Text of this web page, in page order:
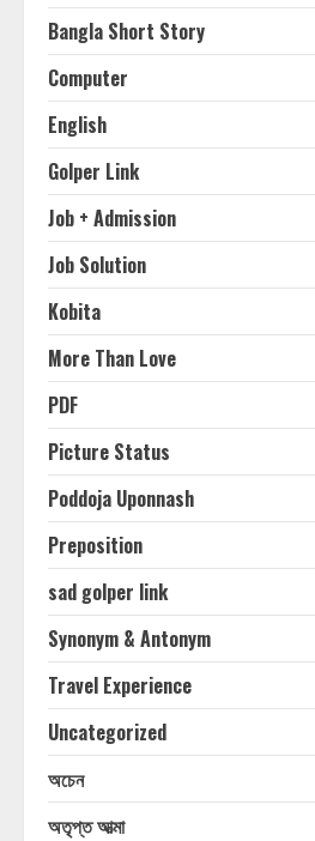
Bangla Short Story
Computer
English
Golper Link
Job + Admission
Job Solution
Kobita
More Than Love
PDF
Picture Status
Poddoja Uponnash
Preposition
sad golper link
Synonym & Antonym
Travel Experience
Uncategorized
অচেন
অতৃপ্ত আত্মা